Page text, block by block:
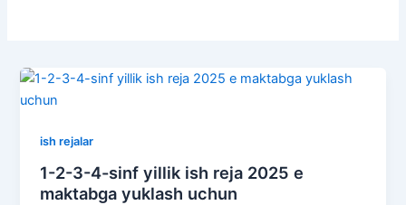
ish rejalar
1-2-3-4-sinf yillik ish reja 2025 e
maktabga yuklash uchun